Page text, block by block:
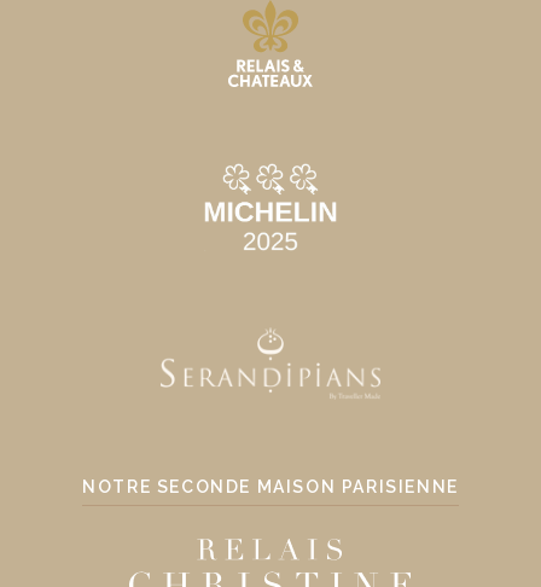
NOTRE SECONDE MAISON PARISIENNE